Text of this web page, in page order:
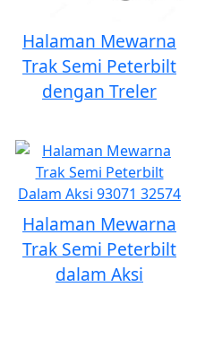
Halaman Mewarna
Trak Semi Peterbilt
dengan Treler
Halaman Mewarna
Trak Semi Peterbilt
dalam Aksi